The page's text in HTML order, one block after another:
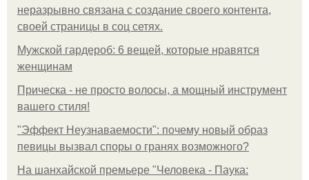
неразрывно связана с создание своего контента,
своей страницы в соц сетях.
Мужской гардероб: 6 вещей, которые нравятся
женщинам
Прическа - не просто волосы, а мощный инструмент
вашего стиля!
"Эффект Неузнаваемости": почему новый образ
певицы вызвал споры о гранях возможного?
На шанхайской премьере "Человека - Паука: